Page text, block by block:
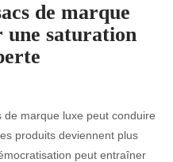
de marque
une saturation
marque luxe peut conduire
produits deviennent plus
peut entraîner